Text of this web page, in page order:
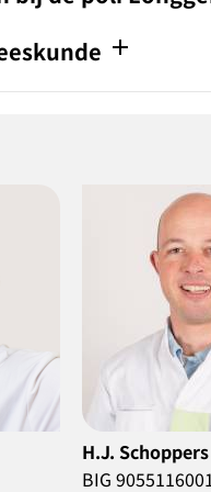
add
D.
BIG